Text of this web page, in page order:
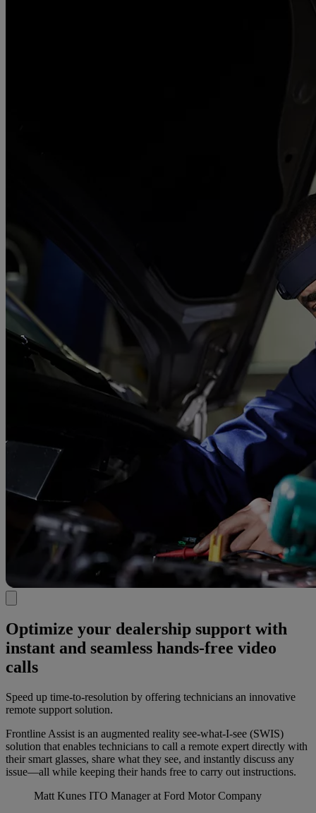
Optimize your dealership support with
instant and seamless hands-free video
calls
Speed up time-to-resolution by offering technicians an innovative
remote support solution.
Frontline Assist is an augmented reality see-what-I-see (SWIS)
solution that enables technicians to call a remote expert directly with
their smart glasses, share what they see, and instantly discuss any
issue—all while keeping their hands free to carry out instructions.
Matt Kunes ITO Manager at Ford Motor Company